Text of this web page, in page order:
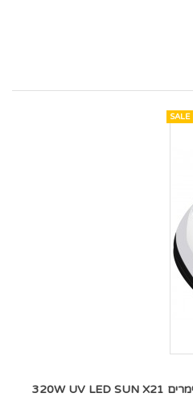
SALE
מייבש לק דיגיטלי מקצועי עם 4 טיימרים 320W UV LED SUN X21